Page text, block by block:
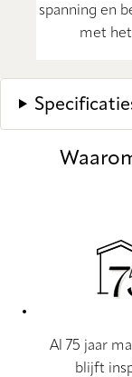
spanning en
met
Al 75 jaar
blijft